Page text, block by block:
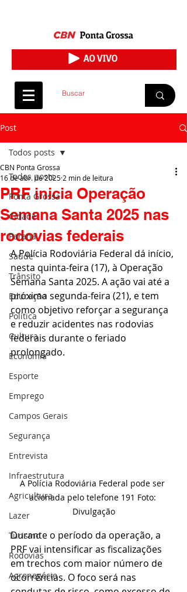
Post
Todos posts
Ponta Grossa
Cidade
Paraná
Saúde
Trânsito
Educação
Política
Cultura
Economia
Esporte
Emprego
Campos Gerais
Segurança
Entrevista
Infraestrutura
Agricultura
Lazer
Turismo
Rodovias
Agronegócio
Todos posts
PRF inicia Operação
Semana Santa 2025 nas
rodovias federais
CBN Ponta Grossa
16 de abr. de 2025 2 min de leitura
A Polícia Rodoviária Federal dá início,
nesta quinta-feira (17), à Operação
Semana Santa 2025. A ação vai até a
próxima segunda-feira (21), e tem
como objetivo reforçar a segurança
e reduzir acidentes nas rodovias
federais durante o feriado
prolongado.
A Polícia Rodoviária Federal pode ser
acionada pelo telefone 191 Foto:
Divulgação
Durante o período da operação, a
PRF vai intensificar as fiscalizações
em trechos com maior número de
ocorrências. O foco será nas